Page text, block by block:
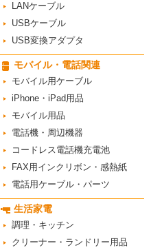
LANケーブル
USBケーブル
USB変換アダプタ
モバイル・電話関連
モバイル用ケーブル
iPhone・iPad用品
モバイル用品
電話機・周辺機器
コードレス電話機充電池
FAX用インクリボン・感熱紙
電話用ケーブル・パーツ
生活家電
調理・キッチン
クリーナー・ランドリー用品